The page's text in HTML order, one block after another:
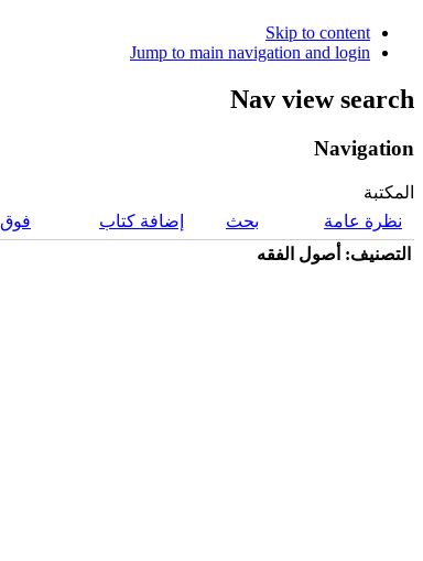
Skip to content
Jump to main navigation and login
Nav view search
Navigation
المكتبة
نظرة عامة
بحث إضافة كتاب
فوق
التصنيف: أصول الفقه